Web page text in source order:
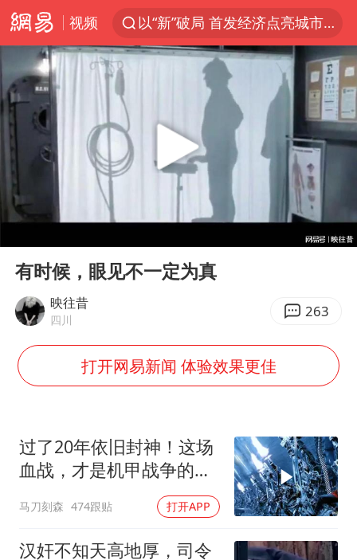
视频
以“新”破局 首发经济点亮城市消费活力
青海拉面告别“兰州拉面”
U17国足三战全胜
我国编制完成新版全月地质图
法国下周开始禁止未经同意的电话营销
台风白海豚或吞掉台风鲸鱼
巡查组提问 工作人员偷用手机查答案
看守所辅警收受10万获刑1年
宇树科技 打新
吉林一“温度计大楼”读数爆表
房主任回应争议
村民谈“梅姨”：叫的其实是“媒姨”
东方甄选被判赔偿江小白30万元
中国养老床位“三连降”
奋进开新局 实干挑大梁
Play
有时候，眼见不一定为真
映往昔
四川 263
打开网易新闻 体验效果更佳
过了20年依旧封神！这场
血战，才是机甲战争的真
马刀刻森 474跟贴 打开APP
汉奸不知天高地厚，司令